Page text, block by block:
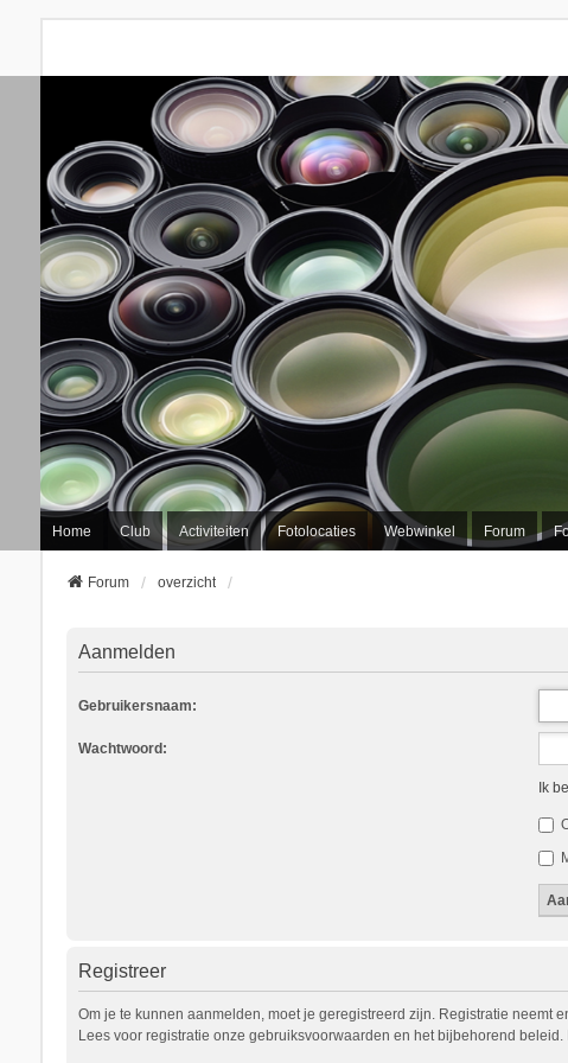
Home Club Activiteiten Fotolocaties Webwinkel Forum
Forum overzicht
Aanmelden
Gebruikersnaam:
Wachtwoord:
Ik
Registreer
Om je te kunnen aanmelden, moet je geregistreerd zijn. Registratie neemt
Lees voor registratie onze gebruiksvoorwaarden en het bijbehorend